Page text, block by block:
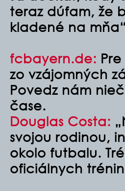
teraz dúfam, že
kladené na
fcbayern.de:
zo vzájomných
Povedz nám
čase.
Douglas Costa:
svojou rodinou,
okolo futbalu.
oficiálnych